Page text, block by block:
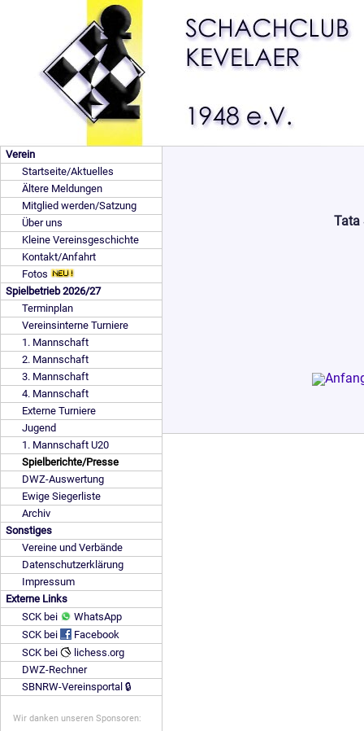
Verein
Startseite/Aktuelles
Ältere Meldungen
Mitglied werden/Satzung
Über uns
Kleine Vereinsgeschichte
Kontakt/Anfahrt
Fotos
Spielbetrieb 2026/27
Terminplan
Vereinsinterne Turniere
1. Mannschaft
2. Mannschaft
3. Mannschaft
4. Mannschaft
Externe Turniere
Jugend
1. Mannschaft U20
Spielberichte/Presse
DWZ-Auswertung
Ewige Siegerliste
Archiv
Sonstiges
Vereine und Verbände
Datenschutzerklärung
Impressum
Externe Links
SCK bei
WhatsApp
SCK bei
Facebook
SCK bei
lichess.org
DWZ-Rechner
SBNRW-Vereinsportal 🔒
Wir danken unseren Sponsoren:
Tata